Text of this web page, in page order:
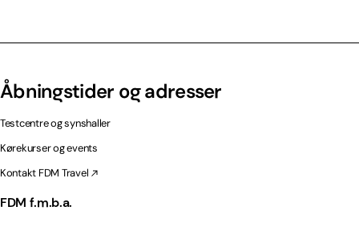
Åbningstider og adresser
Testcentre og synshaller
Kørekurser og events
Kontakt FDM Travel
FDM f.m.b.a.